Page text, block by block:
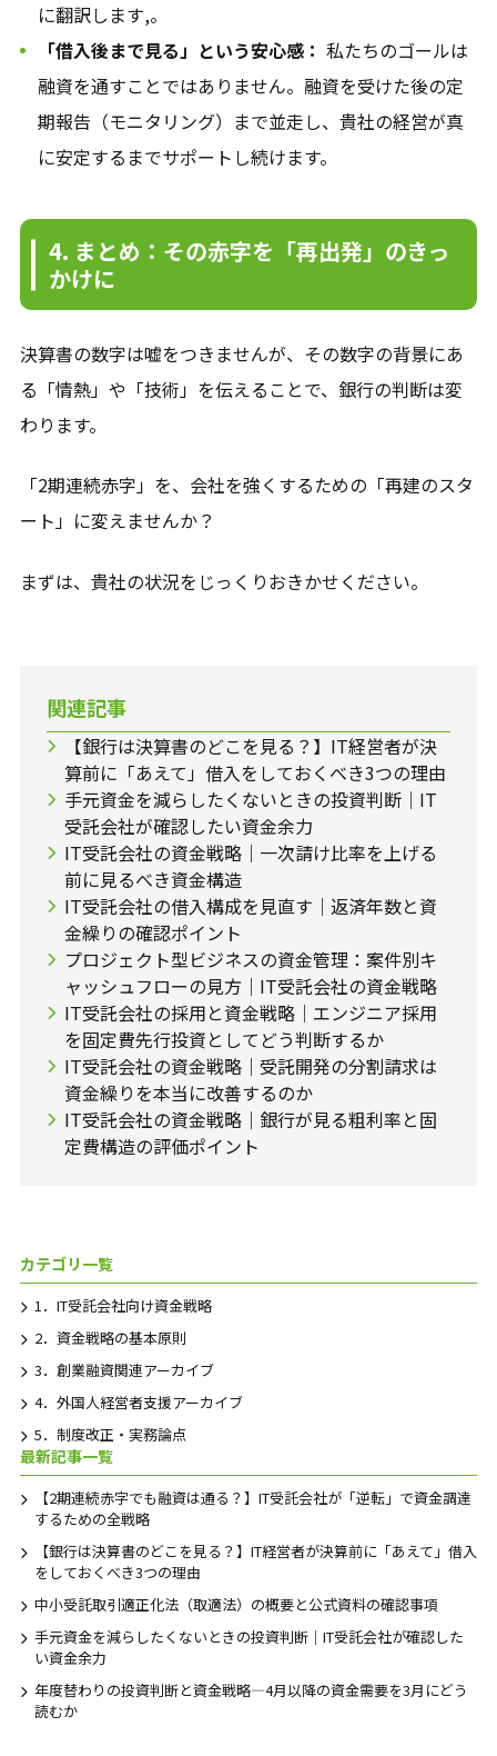
に翻訳します,。
「借入後まで見る」という安心感： 私たちのゴールは
融資を通すことではありません。融資を受けた後の定
期報告（モニタリング）まで並走し、貴社の経営が真
に安定するまでサポートし続けます。
4. まとめ：その赤字を「再出発」のきっ
かけに
決算書の数字は嘘をつきませんが、その数字の背景にあ
る「情熱」や「技術」を伝えることで、銀行の判断は変
わります。
「2期連続赤字」を、会社を強くするための「再建のスタ
ート」に変えませんか？
まずは、貴社の状況をじっくりおきかせください。
関連記事
【銀行は決算書のどこを見る？】IT経営者が決
算前に「あえて」借入をしておくべき3つの理由
手元資金を減らしたくないときの投資判断｜IT
受託会社が確認したい資金余力
IT受託会社の資金戦略｜一次請け比率を上げる
前に見るべき資金構造
IT受託会社の借入構成を見直す｜返済年数と資
金繰りの確認ポイント
プロジェクト型ビジネスの資金管理：案件別キ
ャッシュフローの見方｜IT受託会社の資金戦略
IT受託会社の採用と資金戦略｜エンジニア採用
を固定費先行投資としてどう判断するか
IT受託会社の資金戦略｜受託開発の分割請求は
資金繰りを本当に改善するのか
IT受託会社の資金戦略｜銀行が見る粗利率と固
定費構造の評価ポイント
カテゴリ一覧
1．IT受託会社向け資金戦略
2．資金戦略の基本原則
3．創業融資関連アーカイブ
4．外国人経営者支援アーカイブ
5．制度改正・実務論点
最新記事一覧
【2期連続赤字でも融資は通る？】IT受託会社が「逆転」で資金調達
するための全戦略
【銀行は決算書のどこを見る？】IT経営者が決算前に「あえて」借入
をしておくべき3つの理由
中小受託取引適正化法（取適法）の概要と公式資料の確認事項
手元資金を減らしたくないときの投資判断｜IT受託会社が確認した
い資金余力
年度替わりの投資判断と資金戦略―4月以降の資金需要を3月にどう
読むか